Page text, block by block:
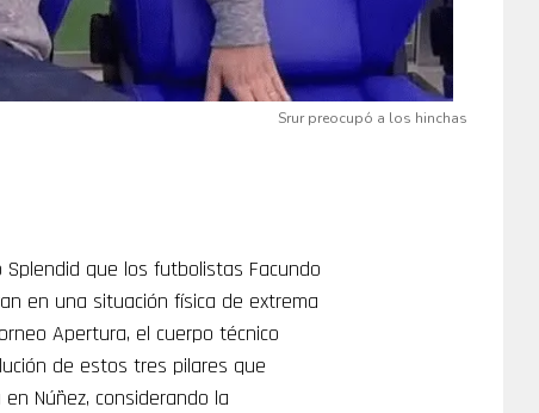
Srur preocupó a los hinchas
que los futbolistas Facundo
en una situación física de extrema
Apertura, el cuerpo técnico
de estos tres pilares que
Núñez, considerando la